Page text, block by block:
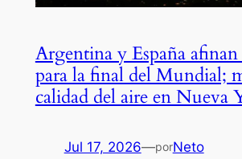
Argentina y España afinan
para la final del Mundial;
calidad del aire en Nueva
Jul 17, 2026—porNeto